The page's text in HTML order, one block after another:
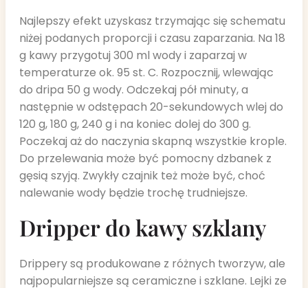
Najlepszy efekt uzyskasz trzymając się schematu
niżej podanych proporcji i czasu zaparzania. Na 18
g kawy przygotuj 300 ml wody i zaparzaj w
temperaturze ok. 95 st. C. Rozpocznij, wlewając
do dripa 50 g wody. Odczekaj pół minuty, a
następnie w odstępach 20-sekundowych wlej do
120 g, 180 g, 240 g i na koniec dolej do 300 g.
Poczekaj aż do naczynia skapną wszystkie krople.
Do przelewania może być pomocny dzbanek z
gęsią szyją. Zwykły czajnik też może być, choć
nalewanie wody będzie trochę trudniejsze.
Dripper do kawy szklany
Drippery są produkowane z różnych tworzyw, ale
najpopularniejsze są ceramiczne i szklane. Lejki ze